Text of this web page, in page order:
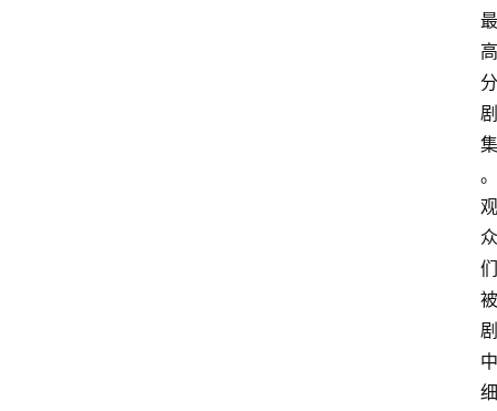
最
高
分
剧
集
。
观
众
们
被
剧
中
细